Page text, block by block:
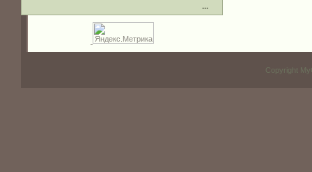
...
Copyright